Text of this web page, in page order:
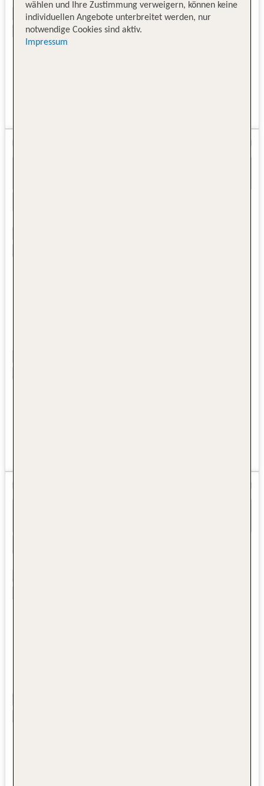
wählen und Ihre Zustimmung verweigern, können keine
individuellen Angebote unterbreitet werden, nur
notwendige Cookies sind aktiv.
Impressum